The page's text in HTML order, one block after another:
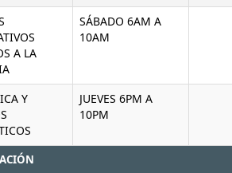
A LA
SÁBADO 6AM A
10AM
Y
JUEVES 6PM A
10PM